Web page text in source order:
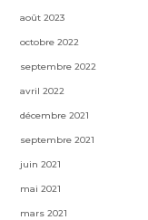
août 2023
octobre 2022
septembre 2022
avril 2022
décembre 2021
septembre 2021
juin 2021
mai 2021
mars 2021